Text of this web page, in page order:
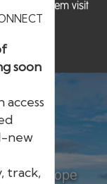
them visit
soon
new
track,
en Europe